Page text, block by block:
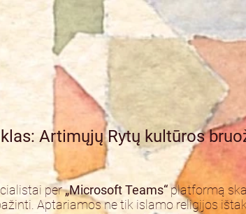
Artimųjų Rytų kultūros
per„Microsoft Teams“platformą
Aptariamos ne tik islamo religijos